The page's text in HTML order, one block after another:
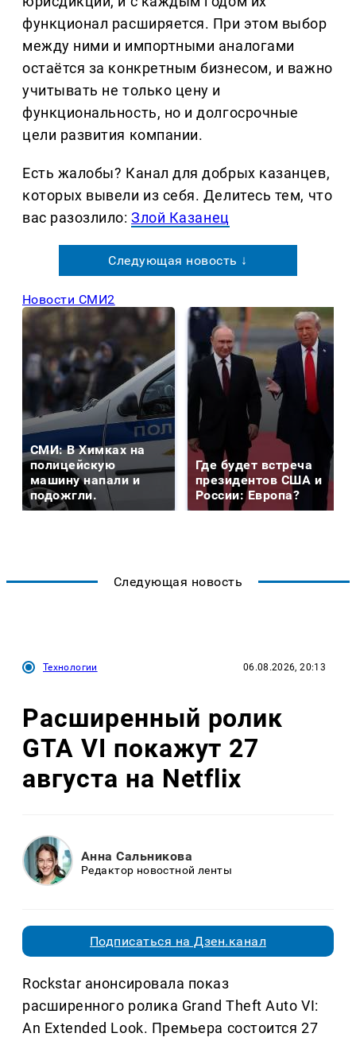
функционал расширяется. При этом выбор
между ними и импортными аналогами
остаётся за конкретным бизнесом, и важно
учитывать не только цену и
функциональность, но и долгосрочные
цели развития компании.
Есть жалобы? Канал для добрых казанцев,
которых вывели из себя. Делитеcь тем, что
вас разозлило:Злой Казанец
Следующая новость ↓
Новости СМИ2
СМИ: В Химках на
полицейскую
машину напали и
подожгли.
Где будет встреча
президентов США и
России: Европа?
Следующая новость
Технологии 06.08.2026, 20:13
Расширенный ролик
GTA VI покажут 27
августа на Netflix
Анна Сальникова
Редактор новостной ленты
Подписаться на Дзен.канал
Rockstar анонсировала показ
расширенного ролика Grand Theft Auto VI:
An Extended Look. Премьера состоится 27